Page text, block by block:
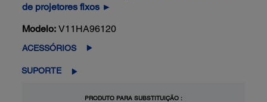
de projetores fixos ►
Modelo: V11HA96120
ACESSÓRIOS
SUPORTE
PRODUTO PARA SUBSTITUIÇÃO :